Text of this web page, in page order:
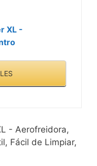
XL -
- Aerofreidora,
Fácil de Limpiar,